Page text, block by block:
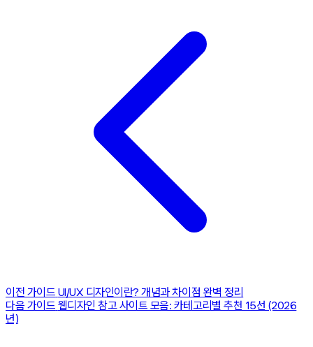
이전 가이드 UI/UX 디자인이란? 개념과 차이점 완벽 정리
다음 가이드 웹디자인 참고 사이트 모음: 카테고리별 추천 15선 (2026
년)